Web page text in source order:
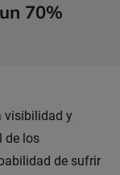
70%
visibilidad y
de los
de sufrir